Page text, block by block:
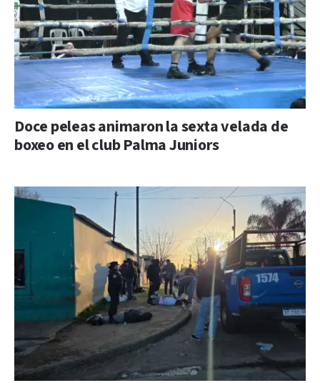
Doce peleas animaron la sexta velada de
boxeo en el club Palma Juniors